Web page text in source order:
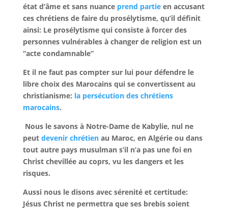
état d’âme et sans nuance prend partieen accusant
ces chrétiens de faire du prosélytisme, qu’il définit
ainsi: Le prosélytisme qui consiste à forcer des
personnes vulnérables à changer de religion est un
“acte condamnable”
Et il ne faut pas compter sur lui pour défendre le
libre choix des Marocains qui se convertissent au
christianisme: la persécution des chrétiens
marocains.
Nous le savons à Notre-Dame de Kabylie, nul ne
peut devenir chrétienau Maroc, en Algérie ou dans
tout autre pays musulman s’il n’a pas une foi en
Christ chevillée au coprs, vu les dangers et les
risques.
Aussi nous le disons avec sérenité et certitude:
Jésus Christ ne permettra que ses brebis soient